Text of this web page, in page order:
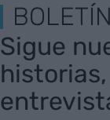
BOLETÍN
Sigue